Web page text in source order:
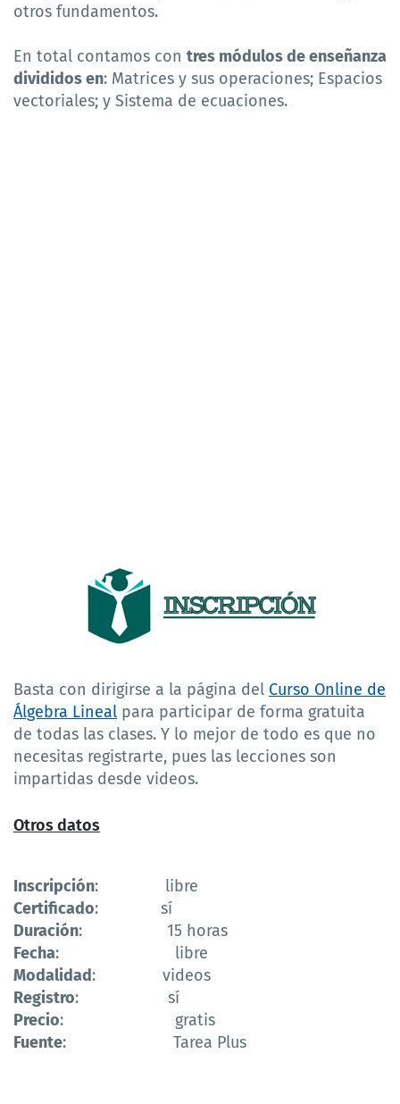
otros fundamentos.
En total contamos con tres módulos de enseñanza
divididos en: Matrices y sus operaciones; Espacios
vectoriales; y Sistema de ecuaciones.
Basta con dirigirse a la página del Curso Online de
Álgebra Lineal para participar de forma gratuita
de todas las clases. Y lo mejor de todo es que no
necesitas registrarte, pues las lecciones son
impartidas desde videos.
Otros datos
Inscripción: libre
Certificado: sí
Duración: 15 horas
Fecha: libre
Modalidad: videos
Registro: sí
Precio: gratis
Fuente: Tarea Plus